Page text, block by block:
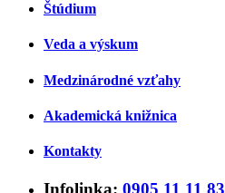
Štúdium
Veda a výskum
Medzinárodné vzťahy
Akademická knižnica
Kontakty
Infolinka: 0905 11 11 83